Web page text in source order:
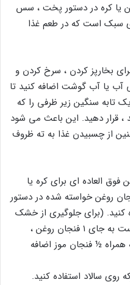
یا کره در دستور پخت ، سس
سبک است که در طعم غذا
بخارپز کردن ، سرخ کردن و
یا آب گوشت اضافه کنید تا
تابه سنگین زیر ظرفی را که
قرار دهید. این باعث می شود
از چسبیدن غذا به ته ظروف
العاده ای برای کره یا
پخت است. به ازای هر ۱ فنجان روغن خواسته شده در دستور
کنید. (برای جلوگیری از خشک
شدن شیرینی ها یا کیک ها ، بهتر است به جای ۱ فنجان روغن ،
½ فنجان موز اضافه
سالاد استفاده کنید.